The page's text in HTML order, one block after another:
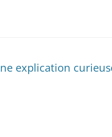
explication